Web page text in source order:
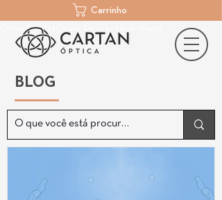
Cartan Óptica | Óculos De Grau | Porto Alegre
Carrinho
BLOG